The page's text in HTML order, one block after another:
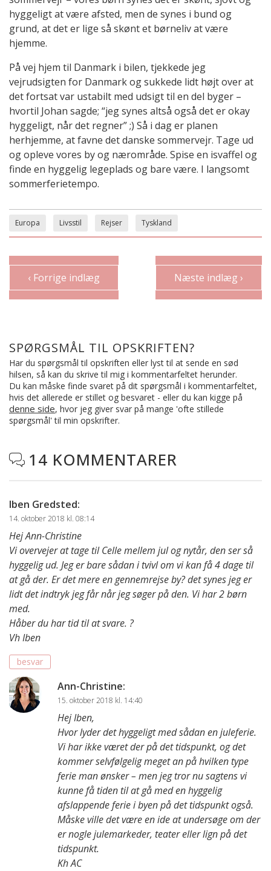
hyggeligt at være afsted, men de synes i bund og
grund, at det er lige så skønt et børneliv at være
hjemme.
På vej hjem til Danmark i bilen, tjekkede jeg
vejrudsigten for Danmark og sukkede lidt højt over at
det fortsat var ustabilt med udsigt til en del byger –
hvortil Johan sagde; “jeg synes altså også det er okay
hyggeligt, når det regner” ;) Så i dag er planen
herhjemme, at favne det danske sommervejr. Tage ud
og opleve vores by og nærområde. Spise en isvaffel og
finde en hyggelig legeplads og bare være. I langsomt
sommerferietempo.
Europa Livsstil Rejser Tyskland
‹ Forrige indlæg Næste indlæg ›
SPØRGSMÅL TIL OPSKRIFTEN?
Har du spørgsmål til opskriften eller lyst til at sende en sød
hilsen, så kan du skrive til mig i kommentarfeltet herunder.
Du kan måske finde svaret på dit spørgsmål i kommentarfeltet,
hvis det allerede er stillet og besvaret - eller du kan kigge på
denne side, hvor jeg giver svar på mange 'ofte stillede
spørgsmål' til min opskrifter.
 14 KOMMENTARER
Iben Gredsted:
14. oktober 2018 kl. 08:14
Hej Ann-Christine
Vi overvejer at tage til Celle mellem jul og nytår, den ser så
hyggelig ud. Jeg er bare sådan i tvivl om vi kan få 4 dage til
at gå der. Er det mere en gennemrejse by? det synes jeg er
lidt det indtryk jeg får når jeg søger på den. Vi har 2 børn
med.
Håber du har tid til at svare. ?
Vh Iben
besvar
Ann-Christine:
15. oktober 2018 kl. 14:40
Hej Iben,
Hvor lyder det hyggeligt med sådan en juleferie.
Vi har ikke været der på det tidspunkt, og det
kommer selvfølgelig meget an på hvilken type
ferie man ønsker – men jeg tror nu sagtens vi
kunne få tiden til at gå med en hyggelig
afslappende ferie i byen på det tidspunkt også.
Måske ville det være en ide at undersøge om der
er nogle julemarkeder, teater eller lign på det
tidspunkt.
Kh AC